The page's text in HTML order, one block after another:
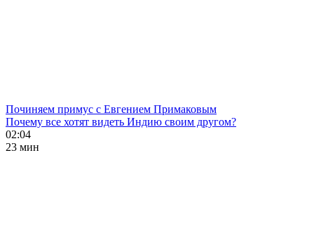
Починяем примус с Евгением Примаковым
Почему все хотят видеть Индию своим другом?
02:04
23 мин